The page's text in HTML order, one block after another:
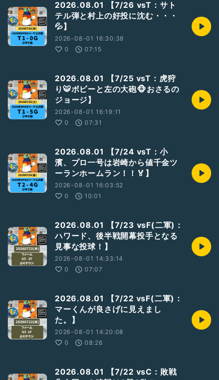
⑤声日記
zaboのマイクブルペン
▼
https://listen.style/p/zabo06/czqzuiie
GiantsCastアーカイブ(年一更新)
▼
https://podcasts.apple.com/jp/podcast/giantscast%E3%
82%A2%E3%83%BC%E3%82%AB%E3%82%A4%E3%83%
96/id1743613308
2026.08.01 【7/26 vsT：サト
テル弾と村上の好投に沈む・・・
💦】
2026-08-01 16:30:38
0
07:15
2026.08.01 【7/25 vsT：虎狩
り🐯ボビーと左の大砲🐵おさるの
ジョージ】
2026-08-01 16:19:11
0
07:31
2026.08.01 【7/24 vsT：小
濱、プロ一号は岩崎から値千金ツ
ーランホームラン！！🏅】
2026-08-01 16:03:52
0
10:01
2026.08.01 【7/23 vsF(二軍)：
ハワード、後半戦開幕投手となる
見事な投球！】
2026-08-01 14:33:14
0
07:07
2026.08.01 【7/22 vsF(二軍)：
マーくんが良さげに見えまし
た。】
2026-08-01 14:20:08
0
08:26
2026.08.01 【7/22 vsC：敗戦